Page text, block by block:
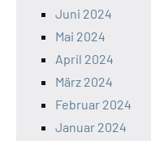
Juni 2024
Mai 2024
April 2024
März 2024
Februar 2024
Januar 2024